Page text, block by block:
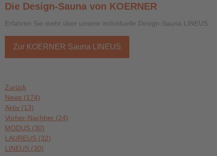
Die Design-Sauna von KOERNER
Erfahren Sie mehr über unsere individuelle Design-Sauna LINEUS.
Zur KOERNER Sauna LINEUS
Zurück
News (174)
Aktiv (13)
Vorher-Nachher (24)
MODUS (30)
LAUREUS (32)
LINEUS (30)